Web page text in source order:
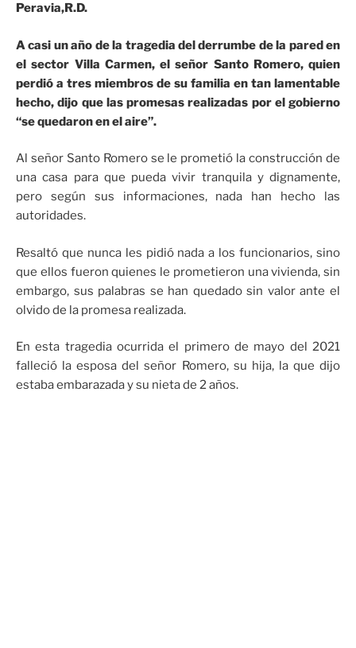
Peravia,R.D.
A casi un año de la tragedia del derrumbe de la pared en
el sector Villa Carmen, el señor Santo Romero, quien
perdió a tres miembros de su familia en tan lamentable
hecho, dijo que las promesas realizadas por el gobierno
“se quedaron en el aire”.
Al señor Santo Romero se le prometió la construcción de
una casa para que pueda vivir tranquila y dignamente,
pero según sus informaciones, nada han hecho las
autoridades.
Resaltó que nunca les pidió nada a los funcionarios, sino
que ellos fueron quienes le prometieron una vivienda, sin
embargo, sus palabras se han quedado sin valor ante el
olvido de la promesa realizada.
En esta tragedia ocurrida el primero de mayo del 2021
falleció la esposa del señor Romero, su hija, la que dijo
estaba embarazada y su nieta de 2 años.